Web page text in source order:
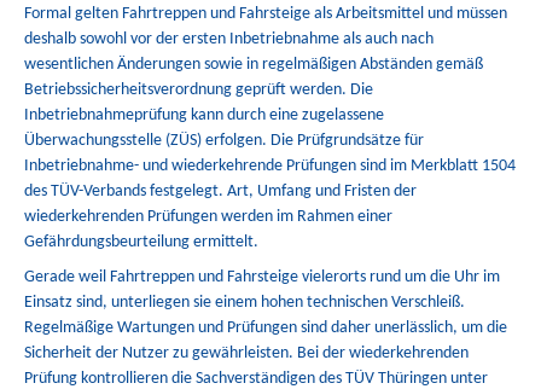
Formal gelten Fahrtreppen und Fahrsteige als Arbeitsmittel und müssen
deshalb sowohl vor der ersten Inbetriebnahme als auch nach
wesentlichen Änderungen sowie in regelmäßigen Abständen gemäß
Betriebssicherheitsverordnung geprüft werden. Die
Inbetriebnahmeprüfung kann durch eine zugelassene
Überwachungsstelle (ZÜS) erfolgen. Die Prüfgrundsätze für
Inbetriebnahme- und wiederkehrende Prüfungen sind im Merkblatt 1504
des TÜV-Verbands festgelegt. Art, Umfang und Fristen der
wiederkehrenden Prüfungen werden im Rahmen einer
Gefährdungsbeurteilung ermittelt.
Gerade weil Fahrtreppen und Fahrsteige vielerorts rund um die Uhr im
Einsatz sind, unterliegen sie einem hohen technischen Verschleiß.
Regelmäßige Wartungen und Prüfungen sind daher unerlässlich, um die
Sicherheit der Nutzer zu gewährleisten. Bei der wiederkehrenden
Prüfung kontrollieren die Sachverständigen des TÜV Thüringen unter